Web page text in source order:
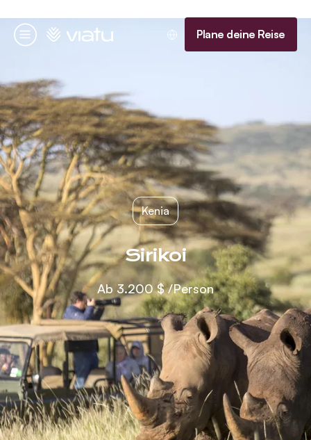
Menü
Startseite Plane deine Reise
Kenia
Sirikoi
Ab 3.200 $/Person